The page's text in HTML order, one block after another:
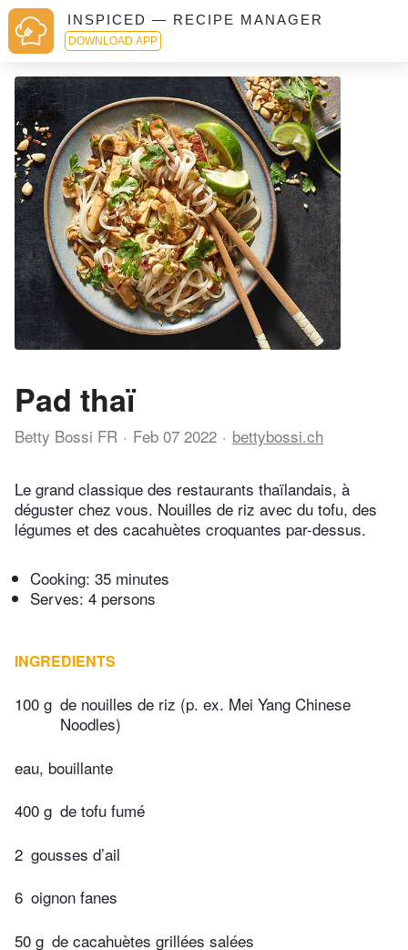
INSPICED — RECIPE MANAGER
DOWNLOAD APP
Pad thaï
Betty Bossi FR Feb 07 2022 bettybossi.ch
Le grand classique des restaurants thaïlandais, à
déguster chez vous. Nouilles de riz avec du tofu, des
légumes et des cacahuètes croquantes par-dessus.
Cooking: 35 minutes
Serves: 4 persons
INGREDIENTS
100 g de nouilles de riz (p. ex. Mei Yang Chinese
Noodles)
eau, bouillante
400 g de tofu fumé
2 gousses d’ail
6 oignon fanes
50 g de cacahuètes grillées salées